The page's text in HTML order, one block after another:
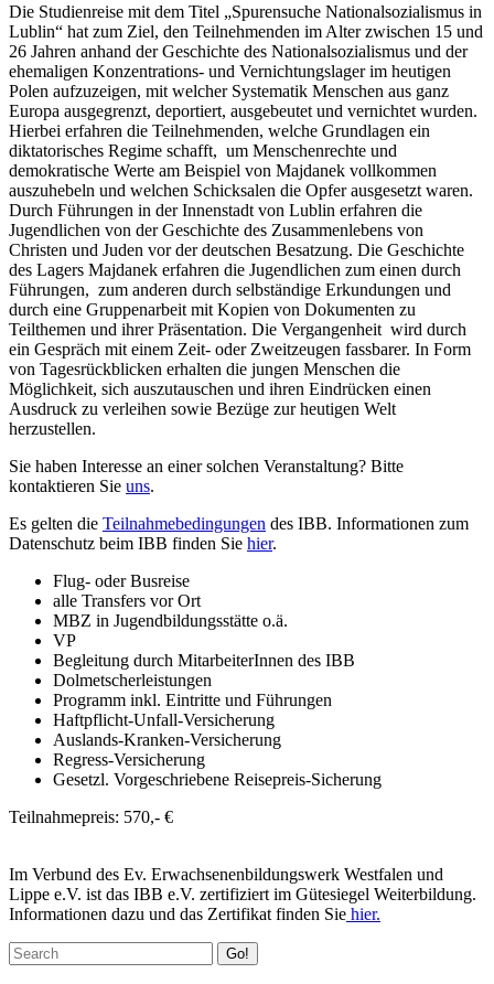
Die Studienreise mit dem Titel „Spurensuche Nationalsozialismus in
Lublin“ hat zum Ziel, den Teilnehmenden im Alter zwischen 15 und
26 Jahren anhand der Geschichte des Nationalsozialismus und der
ehemaligen Konzentrations- und Vernichtungslager im heutigen
Polen aufzuzeigen, mit welcher Systematik Menschen aus ganz
Europa ausgegrenzt, deportiert, ausgebeutet und vernichtet wurden.
Hierbei erfahren die Teilnehmenden, welche Grundlagen ein
diktatorisches Regime schafft, um Menschenrechte und
demokratische Werte am Beispiel von Majdanek vollkommen
auszuhebeln und welchen Schicksalen die Opfer ausgesetzt waren.
Durch Führungen in der Innenstadt von Lublin erfahren die
Jugendlichen von der Geschichte des Zusammenlebens von
Christen und Juden vor der deutschen Besatzung. Die Geschichte
des Lagers Majdanek erfahren die Jugendlichen zum einen durch
Führungen, zum anderen durch selbständige Erkundungen und
durch eine Gruppenarbeit mit Kopien von Dokumenten zu
Teilthemen und ihrer Präsentation. Die Vergangenheit wird durch
ein Gespräch mit einem Zeit- oder Zweitzeugen fassbarer. In Form
von Tagesrückblicken erhalten die jungen Menschen die
Möglichkeit, sich auszutauschen und ihren Eindrücken einen
Ausdruck zu verleihen sowie Bezüge zur heutigen Welt
herzustellen.
Sie haben Interesse an einer solchen Veranstaltung? Bitte
kontaktieren Sie uns.
Es gelten die Teilnahmebedingungen des IBB. Informationen zum
Datenschutz beim IBB finden Sie hier.
Flug- oder Busreise
alle Transfers vor Ort
MBZ in Jugendbildungsstätte o.ä.
VP
Begleitung durch MitarbeiterInnen des IBB
Dolmetscherleistungen
Programm inkl. Eintritte und Führungen
Haftpflicht-Unfall-Versicherung
Auslands-Kranken-Versicherung
Regress-Versicherung
Gesetzl. Vorgeschriebene Reisepreis-Sicherung
Teilnahmepreis: 570,- €
Im Verbund des Ev. Erwachsenenbildungswerk Westfalen und
Lippe e.V. ist das IBB e.V. zertifiziert im Gütesiegel Weiterbildung.
Informationen dazu und das Zertifikat finden Sie hier.
Go!